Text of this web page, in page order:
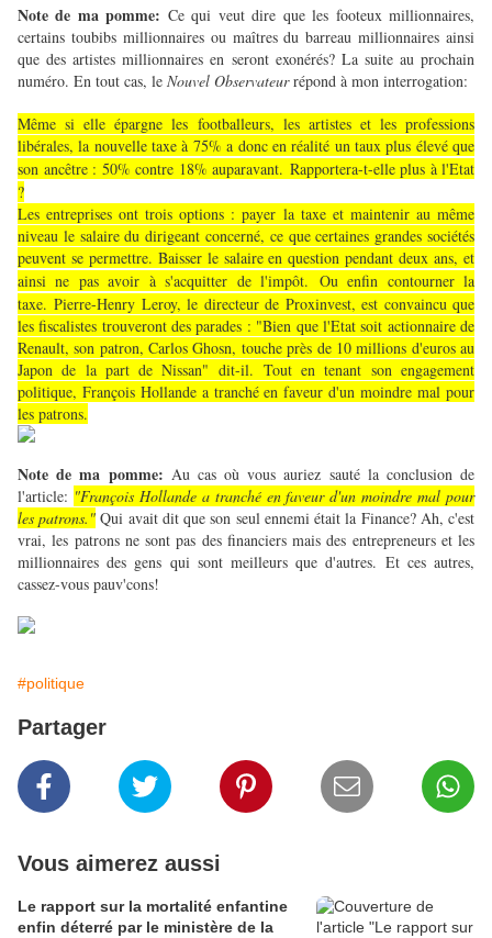
Note de ma pomme: Ce qui veut dire que les footeux millionnaires,
certains toubibs millionnaires ou maîtres du barreau millionnaires ainsi
que des artistes millionnaires en seront exonérés? La suite au prochain
numéro. En tout cas, le Nouvel Observateurrépond à mon interrogation:
Même si elle épargne les footballeurs, les artistes et les professions
libérales, la nouvelle taxe à 75% a donc en réalité un taux plus élevé que
son ancêtre : 50% contre 18% auparavant. Rapportera-t-elle plus à l'Etat
?
Les entreprises ont trois options : payer la taxe et maintenir au même
niveau le salaire du dirigeant concerné, ce que certaines grandes sociétés
peuvent se permettre. Baisser le salaire en question pendant deux ans, et
ainsi ne pas avoir à s'acquitter de l'impôt. Ou enfin contourner la
taxe.Pierre-Henry Leroy, le directeur de Proxinvest, est convaincu que
les fiscalistes trouveront des parades : "Bien que l'Etat soit actionnaire de
Renault, son patron, Carlos Ghosn, touche près de 10 millions d'euros au
Japon de la part de Nissan" dit-il. Tout en tenant son engagement
politique, François Hollande a tranché en faveur d'un moindre mal pour
les patrons.
Note de ma pomme: Au cas où vous auriez sauté la conclusion de
l'article: "François Hollande a tranché en faveur d'un moindre mal pour
les patrons." Qui avait dit que son seul ennemi était la Finance? Ah, c'est
vrai, les patrons ne sont pas des financiers mais des entrepreneurs et les
millionnaires des gens qui sont meilleurs que d'autres. Et ces autres,
cassez-vous pauv'cons!
#politique
Partager
Vous aimerez aussi
Le rapport sur la mortalité enfantine
enfin déterré par le ministère de la